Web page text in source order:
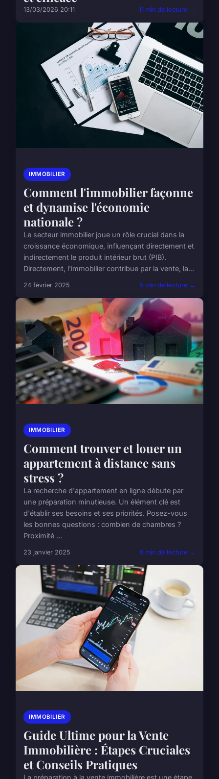
13/03/2026 20:11 11 min de lecture →
IMMOBILIER
Comment l'immobilier façonne
et dynamise l'économie
nationale ?
Le secteur immobilier joue un rôle crucial dans la
croissance économique, influençant directement et
indirectement le produit intérieur brut (PIB).
Directement, l'immobilier contribue par la vente, la...
24 février 2025 5 min de lecture →
IMMOBILIER
Comment trouver et louer un
appartement à distance sans
stress ?
La recherche d'appartement en ligne débute par
une préparation minutieuse. Un élément clé est
d'établir ses besoins et ses priorités. Posez-vous
les bonnes questions : combien de chambres ?
Proximité ...
23 janvier 2025 6 min de lecture →
IMMOBILIER
Guide Ultime pour la Vente
Immobilière : Étapes Cruciales
et Conseils Pratiques
La préparation à la vente immobilière est une étape